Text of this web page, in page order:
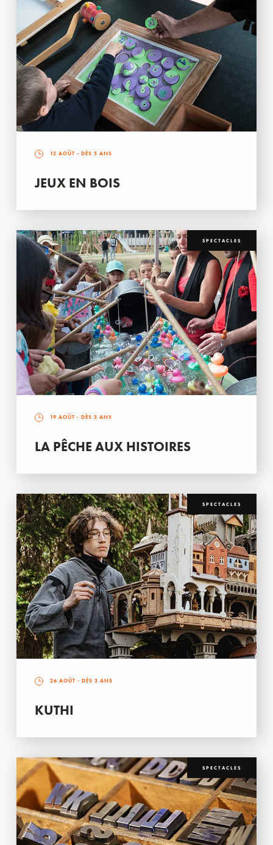
12 AOÛT - DÈS 5 ANS
JEUX EN BOIS
SPECTACLES
19 AOÛT - DÈS 3 ANS
LA PÊCHE AUX HISTOIRES
SPECTACLES
26 AOÛT - DÈS 3 ANS
KUTHI
SPECTACLES